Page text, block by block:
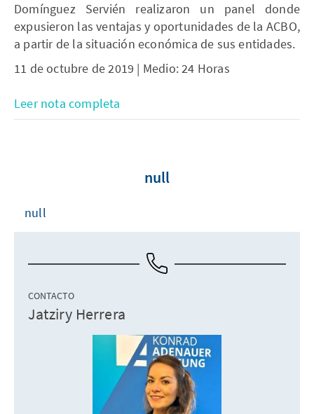
Domínguez Servién realizaron un panel donde
expusieron las ventajas y oportunidades de la ACBO,
a partir de la situación económica de sus entidades.
11 de octubre de 2019 | Medio: 24 Horas
Leer nota completa
null
null
CONTACTO
Jatziry Herrera